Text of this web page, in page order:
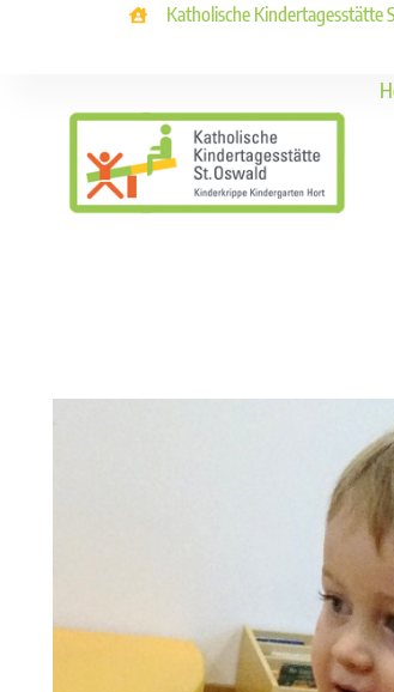
Katholische Kindertagesstätte